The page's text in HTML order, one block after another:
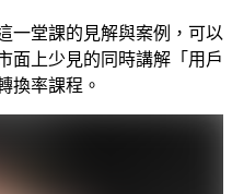
一堂課的見解與案例，可以
面上少見的同時講解「用戶
換率課程。